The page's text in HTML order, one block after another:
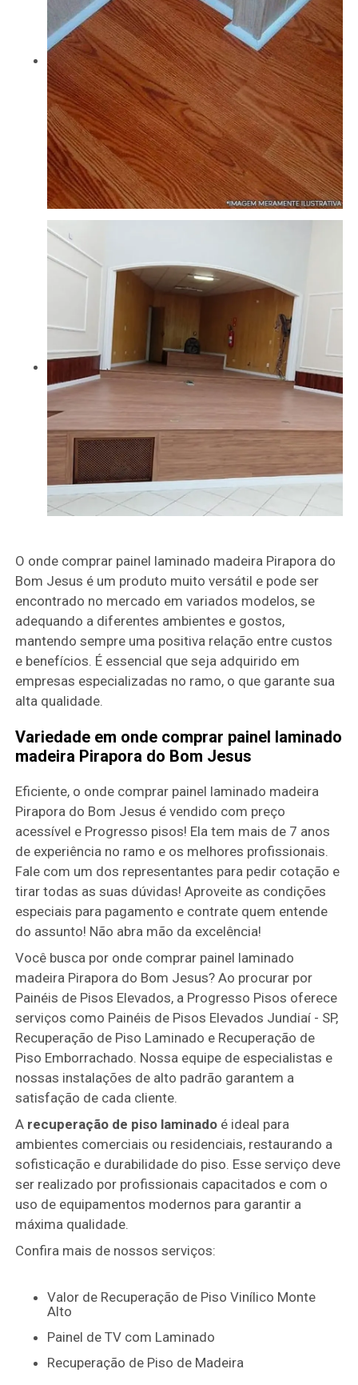
O onde comprar painel laminado madeira Pirapora do
Bom Jesus é um produto muito versátil e pode ser
encontrado no mercado em variados modelos, se
adequando a diferentes ambientes e gostos,
mantendo sempre uma positiva relação entre custos
e benefícios. É essencial que seja adquirido em
empresas especializadas no ramo, o que garante sua
alta qualidade.
Variedade em onde comprar painel laminado
madeira Pirapora do Bom Jesus
Eficiente, o onde comprar painel laminado madeira
Pirapora do Bom Jesus é vendido com preço
acessível e Progresso pisos! Ela tem mais de 7 anos
de experiência no ramo e os melhores profissionais.
Fale com um dos representantes para pedir cotação e
tirar todas as suas dúvidas! Aproveite as condições
especiais para pagamento e contrate quem entende
do assunto! Não abra mão da excelência!
Você busca por onde comprar painel laminado
madeira Pirapora do Bom Jesus? Ao procurar por
Painéis de Pisos Elevados, a Progresso Pisos oferece
serviços como Painéis de Pisos Elevados Jundiaí - SP,
Recuperação de Piso Laminado e Recuperação de
Piso Emborrachado. Nossa equipe de especialistas e
nossas instalações de alto padrão garantem a
satisfação de cada cliente.
A recuperação de piso laminado é ideal para
ambientes comerciais ou residenciais, restaurando a
sofisticação e durabilidade do piso. Esse serviço deve
ser realizado por profissionais capacitados e com o
uso de equipamentos modernos para garantir a
máxima qualidade.
Confira mais de nossos serviços:
Valor de Recuperação de Piso Vinílico Monte
Alto
Painel de TV com Laminado
Recuperação de Piso de Madeira